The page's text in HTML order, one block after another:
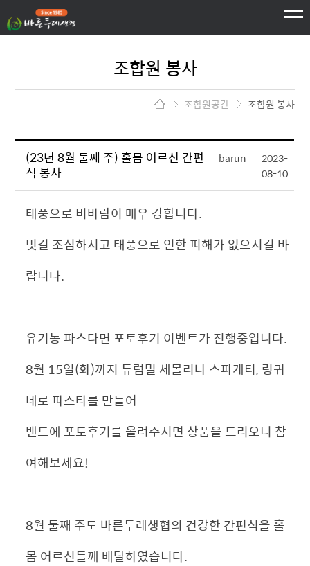
본문 바로가기
주메뉴 바로가기
하단 바로가기
조합원 봉사
조합원공간 조합원 봉사
(23년 8월 둘째 주) 홀몸 어르신 간편
식 봉사
barun
2023-
08-10
태풍으로 비바람이 매우 강합니다.
빗길 조심하시고 태풍으로 인한 피해가 없으시길 바
랍니다.
유기농 파스타면 포토후기 이벤트가 진행중입니다.
8월 15일(화)까지 듀럼밀 세몰리나 스파게티, 링귀
네로 파스타를 만들어
밴드에 포토후기를 올려주시면 상품을 드리오니 참
여해보세요!
8월 둘째 주도 바른두레생협의 건강한 간편식을 홀
몸 어르신들께 배달하였습니다.